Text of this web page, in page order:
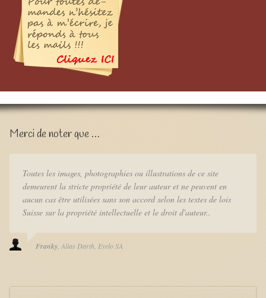
Merci de noter que …
Toutes les images, photographies ou illustrations de ce site
demeurent la stricte propriété de leur auteur et ne peuvent en
aucun cas être utilisées sans son accord selon les textes de lois
Suisse sur la propriété intellectuelle et le droit d'auteur..
Franky Alias Darth Eyelo SA